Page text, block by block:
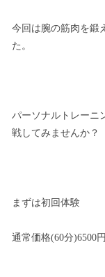
今回は腕の筋肉を鍛
た。
パーソナルトレーニ
戦してみませんか？
まずは初回体験
通常価格(60分)6500